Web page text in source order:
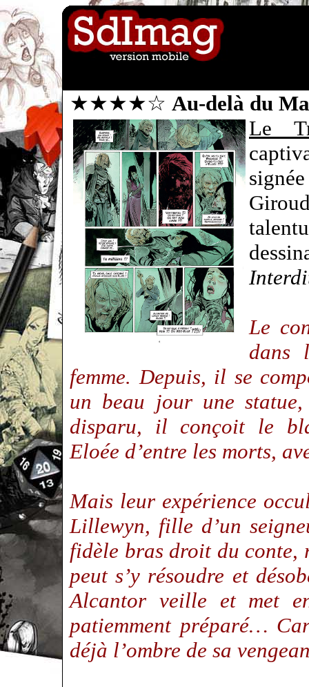
★★★★☆ Au-delà du
Le
Le
dans
femme. Depuis, il se
un beau jour une
disparu, il conçoit le
Eloée d’entre les morts,
Mais leur expérience
Lillewyn, fille d’un
fidèle bras droit du conte,
peut s’y résoudre et
Alcantor veille et met
patiemment préparé…
déjà l’ombre de sa